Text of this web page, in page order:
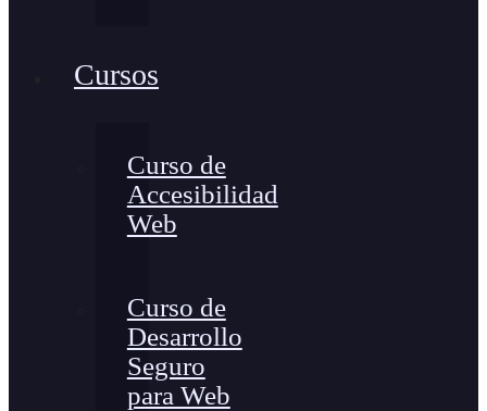
Cursos
Curso de
Accesibilidad
Web
Curso de
Desarrollo
Seguro
para Web